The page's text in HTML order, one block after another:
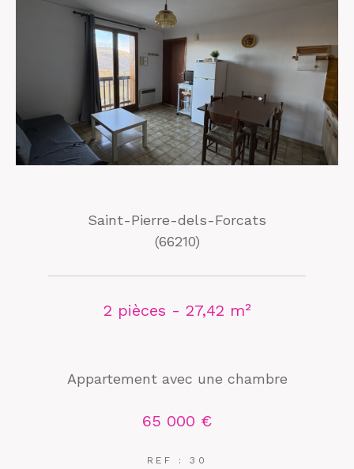
Saint-Pierre-dels-Forcats
(66210)
2 pièces - 27,42 m²
Appartement avec une chambre
65 000 €
REF : 30